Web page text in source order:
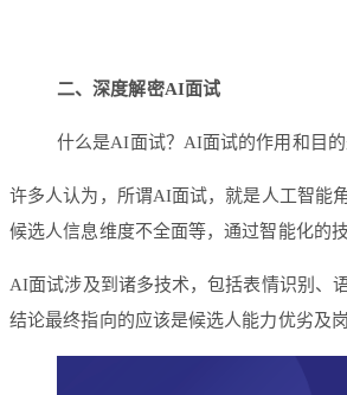
二、深度解密AI面试
什么是AI面试？AI面试的作用和目
许多人认为，所谓AI面试，就是人工智能
候选人信息维度不全面等，通过智能化的
AI面试涉及到诸多技术，包括表情识别、
结论最终指向的应该是候选人能力优劣及